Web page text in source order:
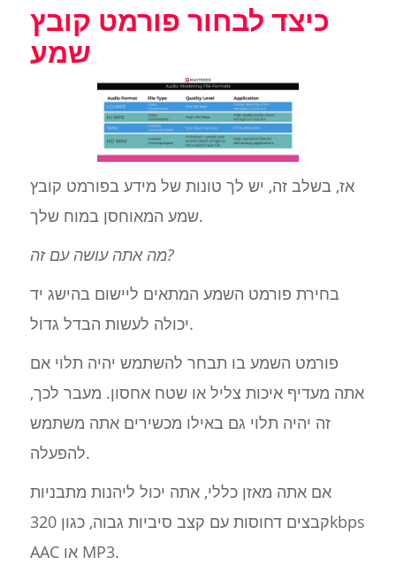
כיצד לבחור פורמט קובץ
שמע
אז, בשלב זה, יש לך טונות של מידע בפורמט קובץ
שמע המאוחסן במוח שלך.
מה אתה עושה עם זה?
בחירת פורמט השמע המתאים ליישום בהישג יד
יכולה לעשות הבדל גדול.
פורמט השמע בו תבחר להשתמש יהיה תלוי אם
אתה מעדיף איכות צליל או שטח אחסון. מעבר לכך,
זה יהיה תלוי גם באילו מכשירים אתה משתמש
להפעלה.
אם אתה מאזן כללי, אתה יכול ליהנות מתבניות
קבצים דחוסות עם קצב סיביות גבוה, כגון 320kbps
AAC או MP3.